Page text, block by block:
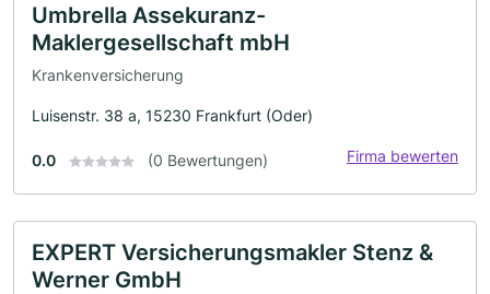
Umbrella Assekuranz-
Maklergesellschaft mbH
Krankenversicherung
Luisenstr. 38 a, 15230 Frankfurt (Oder)
0.0 (0 Bewertungen) Firma bewerten
EXPERT Versicherungsmakler Stenz &
Werner GmbH